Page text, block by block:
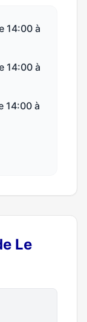
14:00 à
14:00 à
14:00 à
Le